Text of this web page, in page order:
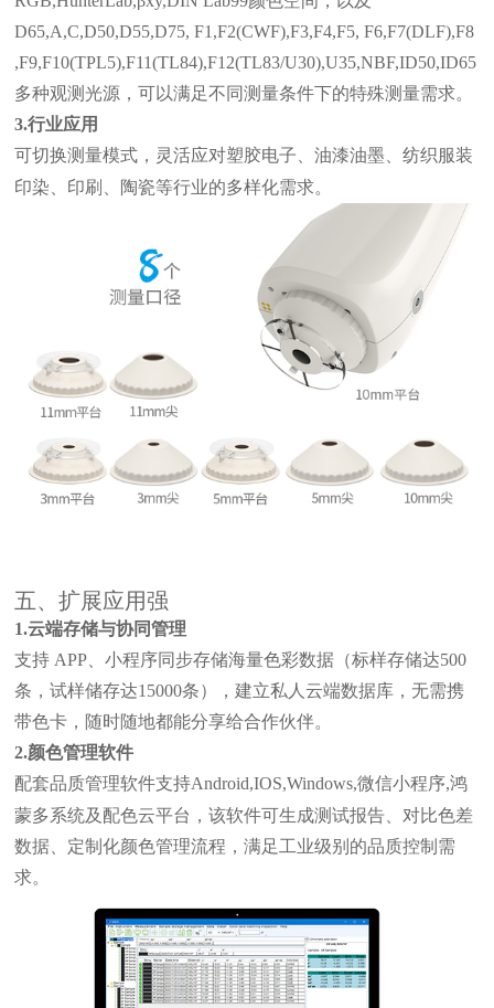
D65,A,C,D50,D55,D75, F1,F2(CWF),F3,F4,F5, F6,F7(DLF),F8
,F9,F10(TPL5),F11(TL84),F12(TL83/U30),U35,NBF,ID50,ID65
多种观测光源，可以满足不同测量条件下的特殊测量需求。
3.行业应用
可切换测量模式，灵活应对塑胶电子、油漆油墨、纺织服装
印染、印刷、陶瓷等行业的多样化需求。
五、扩展应用强
1.云端存储与协同管理
支持 APP、小程序同步存储海量色彩数据（标样存储达500
条，试样储存达15000条），建立私人云端数据库，无需携
带色卡，随时随地都能分享给合作伙伴。
2.颜色管理软件
配套品质管理软件支持Android,IOS,Windows,微信小程序,鸿
蒙多系统及配色云平台，该软件可生成测试报告、对比色差
数据、定制化颜色管理流程，满足工业级别的品质控制需
求。